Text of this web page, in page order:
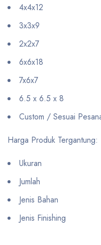
4x4x12
3x3x9
2x2x7
6x6x18
7x6x7
6.5 x 6.5 x 8
Custom / Sesuai
Harga Produk Tergantung:
Ukuran
Jumlah
Jenis Bahan
Jenis Finishing